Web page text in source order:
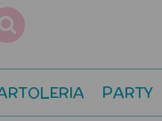
PARTY